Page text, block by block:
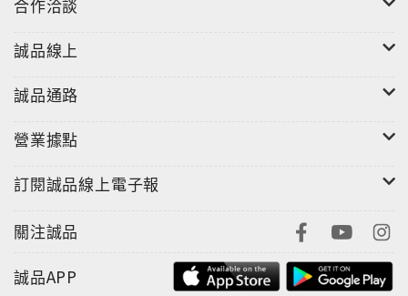
合作洽談
誠品線上
誠品通路
營業據點
訂閱誠品線上電子報
關注誠品
誠品APP